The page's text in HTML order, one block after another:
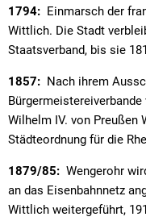
1794: Einmarsch der
Wittlich. Die Stadt
Staatsverband, bis sie
1857: Nach ihrem
Wilhelm IV. von Preußen
Städteordnung für die
1879/85: Wengerohr
an das Eisenbahnnetz
Wittlich weitergeführt,